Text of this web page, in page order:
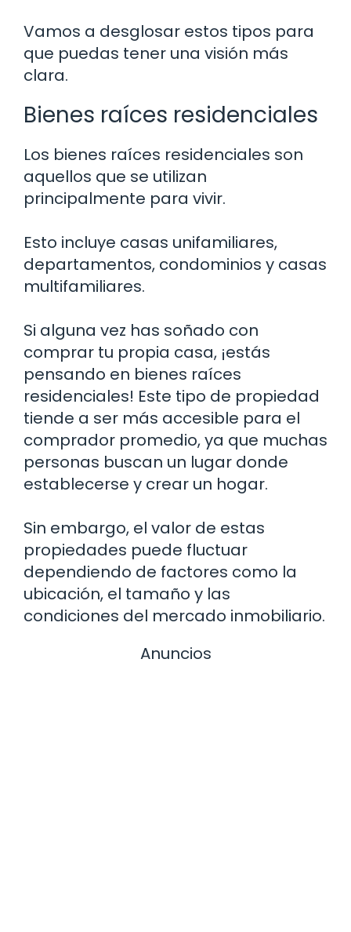
Vamos a desglosar estos tipos para
que puedas tener una visión más
clara.
Bienes raíces residenciales
Los bienes raíces residenciales son
aquellos que se utilizan
principalmente para vivir.
Esto incluye casas unifamiliares,
departamentos, condominios y casas
multifamiliares.
Si alguna vez has soñado con
comprar tu propia casa, ¡estás
pensando en bienes raíces
residenciales! Este tipo de propiedad
tiende a ser más accesible para el
comprador promedio, ya que muchas
personas buscan un lugar donde
establecerse y crear un hogar.
Sin embargo, el valor de estas
propiedades puede fluctuar
dependiendo de factores como la
ubicación, el tamaño y las
condiciones del mercado inmobiliario.
Anuncios